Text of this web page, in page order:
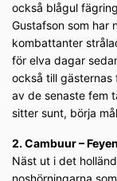
också blågul
Gustafson som har
kombattanter
för elva dagar
också till gästernas
av de senaste fem
sitter sunt, börja
2. Cambuur –
Näst ut i det